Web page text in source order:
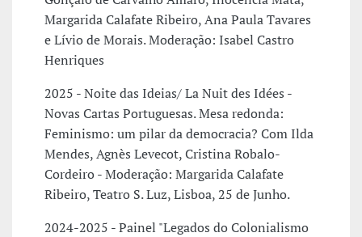
Margarida Calafate Ribeiro, Ana Paula Tavares
e Lívio de Morais. Moderação: Isabel Castro
Henriques
2025 - Noite das Ideias/ La Nuit des Idées -
Novas Cartas Portuguesas. Mesa redonda:
Feminismo: um pilar da democracia? Com Ilda
Mendes, Agnès Levecot, Cristina Robalo-
Cordeiro - Moderação: Margarida Calafate
Ribeiro, Teatro S. Luz, Lisboa, 25 de Junho.
2024-2025 - Painel "Legados do Colonialismo